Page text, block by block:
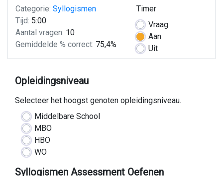
Categorie: Syllogismen
Tijd: 5:00
Aantal vragen: 10
Gemiddelde % correct: 75,4%
Timer
Vraag
Aan
Uit
Opleidingsniveau
Selecteer het hoogst genoten opleidingsniveau.
Middelbare School
MBO
HBO
WO
Syllogismen Assessment Oefenen